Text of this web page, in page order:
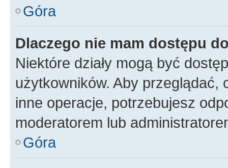
Góra
Dlaczego nie mam dostępu
Niektóre działy mogą być
użytkowników. Aby
inne operacje, potrzebujesz
moderatorem lub
Góra